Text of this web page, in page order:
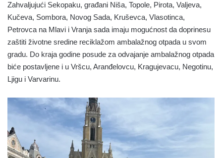
Zahvaljujući Sekopaku, građani Niša, Topole, Pirota, Valjeva,
Kučeva, Sombora, Novog Sada, Kruševca, Vlasotinca,
Petrovca na Mlavi i Vranja sada imaju mogućnost da doprinesu
zaštiti životne sredine reciklažom ambalažnog otpada u svom
gradu. Do kraja godine posude za odvajanje ambalažnog otpada
biće postavljene i u Vršcu, Aranđelovcu, Kragujevacu, Negotinu,
Ljigu i Varvarinu.